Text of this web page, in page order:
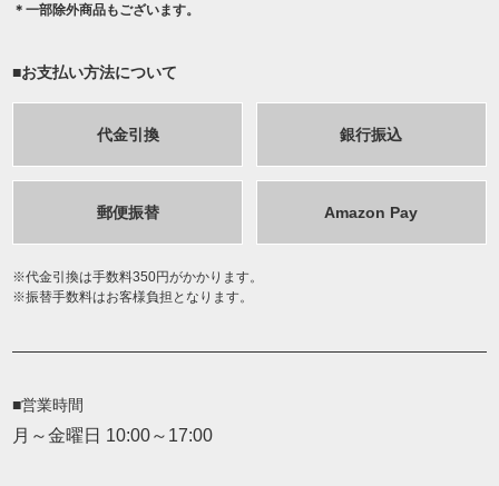
＊一部除外商品もございます。
■お支払い方法について
代金引換 銀行振込
郵便振替 Amazon Pay
代金引換は手数料350円がかかります。
振替手数料はお客様負担となります。
■営業時間
月～金曜日 10:00～17:00